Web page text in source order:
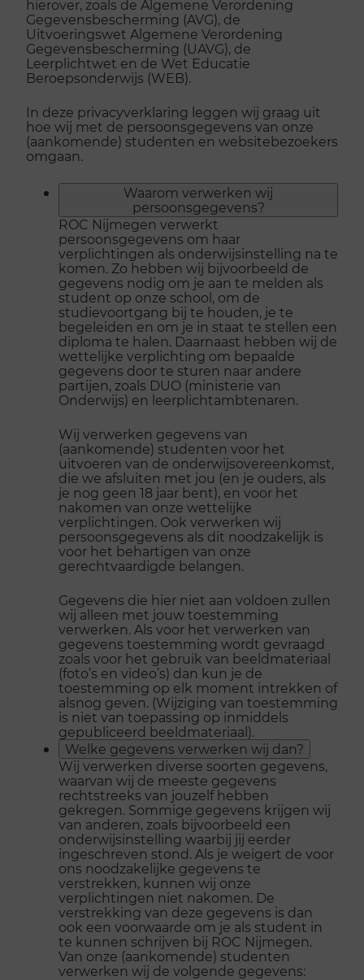
hierover, zoals de Algemene Verordening
Gegevensbescherming (AVG), de
Uitvoeringswet Algemene Verordening
Gegevensbescherming (UAVG), de
Leerplichtwet en de Wet Educatie
Beroepsonderwijs (WEB).
In deze privacyverklaring leggen wij graag uit
hoe wij met de persoonsgegevens van onze
(aankomende) studenten en websitebezoekers
omgaan.
Waarom verwerken wij
persoonsgegevens?
ROC Nijmegen verwerkt
persoonsgegevens om haar
verplichtingen als onderwijsinstelling na te
komen. Zo hebben wij bijvoorbeeld de
gegevens nodig om je aan te melden als
student op onze school, om de
studievoortgang bij te houden, je te
begeleiden en om je in staat te stellen een
diploma te halen. Daarnaast hebben wij de
wettelijke verplichting om bepaalde
gegevens door te sturen naar andere
partijen, zoals DUO (ministerie van
Onderwijs) en leerplichtambtenaren.
Wij verwerken gegevens van
(aankomende) studenten voor het
uitvoeren van de onderwijsovereenkomst,
die we afsluiten met jou (en je ouders, als
je nog geen 18 jaar bent), en voor het
nakomen van onze wettelijke
verplichtingen. Ook verwerken wij
persoonsgegevens als dit noodzakelijk is
voor het behartigen van onze
gerechtvaardigde belangen.
Gegevens die hier niet aan voldoen zullen
wij alleen met jouw toestemming
verwerken. Als voor het verwerken van
gegevens toestemming wordt gevraagd
zoals voor het gebruik van beeldmateriaal
(foto’s en video’s) dan kun je de
toestemming op elk moment intrekken of
alsnog geven. (Wijziging van toestemming
is niet van toepassing op inmiddels
gepubliceerd beeldmateriaal).
Welke gegevens verwerken wij dan?
Wij verwerken diverse soorten gegevens,
waarvan wij de meeste gegevens
rechtstreeks van jouzelf hebben
gekregen. Sommige gegevens krijgen wij
van anderen, zoals bijvoorbeeld een
onderwijsinstelling waarbij jij eerder
ingeschreven stond. Als je weigert de voor
ons noodzakelijke gegevens te
verstrekken, kunnen wij onze
verplichtingen niet nakomen. De
verstrekking van deze gegevens is dan
ook een voorwaarde om je als student in
te kunnen schrijven bij ROC Nijmegen.
Van onze (aankomende) studenten
verwerken wij de volgende gegevens: